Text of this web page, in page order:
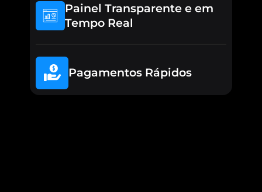
Painel Transparente e em
Tempo Real
Pagamentos Rápidos